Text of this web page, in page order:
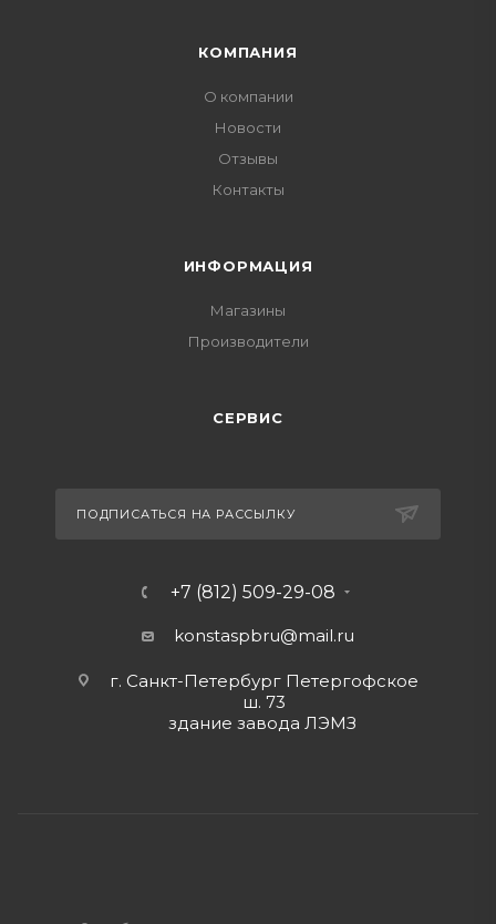
КОМПАНИЯ
О компании
Новости
Отзывы
Контакты
ИНФОРМАЦИЯ
Магазины
Производители
СЕРВИС
ПОДПИСАТЬСЯ НА РАССЫЛКУ
+7 (812) 509-29-08
konstaspbru@mail.ru
г. Санкт-Петербург Петергофское
ш. 73
здание завода ЛЭМЗ